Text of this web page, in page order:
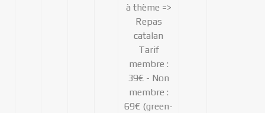
à thème =>
Repas
catalan
Tarif
membre :
39€ - Non
membre :
69€ (green-